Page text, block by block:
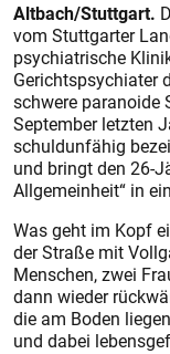
Altbach/Stuttgart.
vom Stuttgarter
psychiatrische
Gerichtspsychiater
schwere paranoide
September letzten
schuldunfähig
und bringt den 26-
Allgemeinheit“ in
Was geht im Kopf
der Straße mit
Menschen, zwei
dann wieder
die am Boden
und dabei